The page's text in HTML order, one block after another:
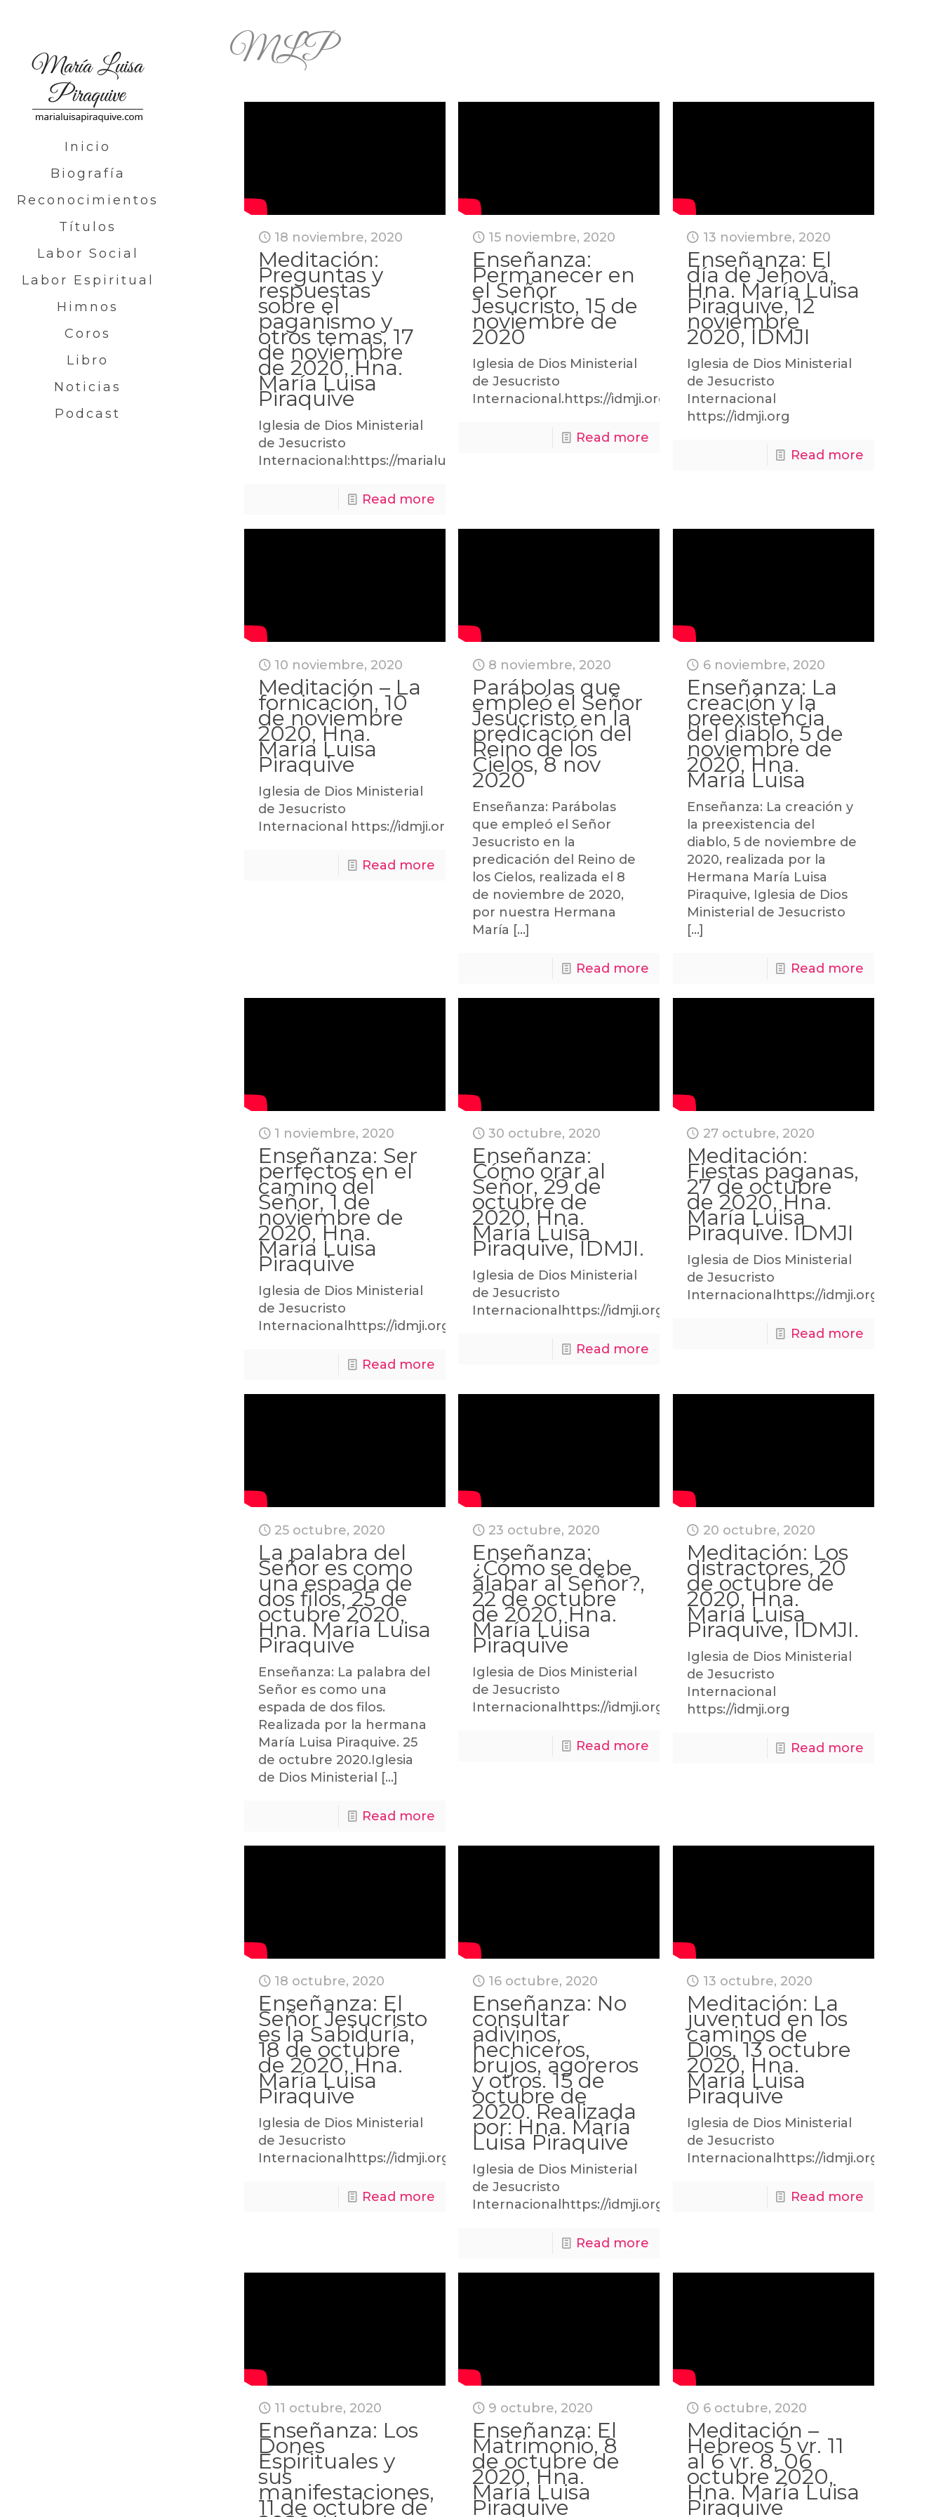
Inicio
Biografía
Reconocimientos
Títulos
Labor Social
Labor Espiritual
Himnos
Coros
Libro
Noticias
Podcast
MLP
18 noviembre, 2020
Meditación:
Preguntas y
respuestas
sobre el
paganismo y
otros temas, 17
de noviembre
de 2020, Hna.
María Luisa
Piraquive
Iglesia de Dios Ministerial
de Jesucristo
Internacional:https://marialuisapiraquive.comhttps://idmji.org
Read more
15 noviembre, 2020
Enseñanza:
Permanecer en
el Señor
Jesucristo, 15 de
noviembre de
2020
Iglesia de Dios Ministerial
de Jesucristo
Internacional.https://idmji.org
Read more
13 noviembre, 2020
Enseñanza: El
día de Jehová,
Hna. María Luisa
Piraquive, 12
noviembre
2020, IDMJI
Iglesia de Dios Ministerial
de Jesucristo
Internacional
https://idmji.org
Read more
10 noviembre, 2020
Meditación – La
fornicación, 10
de noviembre
2020, Hna.
María Luisa
Piraquive
Iglesia de Dios Ministerial
de Jesucristo
Internacional https://idmji.orghttps://marialuisapiraquive.com
Read more
8 noviembre, 2020
Parábolas que
empleó el Señor
Jesucristo en la
predicación del
Reino de los
Cielos, 8 nov
2020
Enseñanza: Parábolas
que empleó el Señor
Jesucristo en la
predicación del Reino de
los Cielos, realizada el 8
de noviembre de 2020,
por nuestra Hermana
María […]
Read more
6 noviembre, 2020
Enseñanza: La
creación y la
preexistencia
del diablo, 5 de
noviembre de
2020, Hna.
María Luisa
Enseñanza: La creación y
la preexistencia del
diablo, 5 de noviembre de
2020, realizada por la
Hermana María Luisa
Piraquive, Iglesia de Dios
Ministerial de Jesucristo
[…]
Read more
1 noviembre, 2020
Enseñanza: Ser
perfectos en el
camino del
Señor, 1 de
noviembre de
2020, Hna.
María Luisa
Piraquive
Iglesia de Dios Ministerial
de Jesucristo
Internacionalhttps://idmji.org
Read more
30 octubre, 2020
Enseñanza:
Cómo orar al
Señor, 29 de
octubre de
2020, Hna.
María Luisa
Piraquive, IDMJI.
Iglesia de Dios Ministerial
de Jesucristo
Internacionalhttps://idmji.org
Read more
27 octubre, 2020
Meditación:
Fiestas paganas,
27 de octubre
de 2020, Hna.
María Luisa
Piraquive. IDMJI
Iglesia de Dios Ministerial
de Jesucristo
Internacionalhttps://idmji.org
Read more
25 octubre, 2020
La palabra del
Señor es como
una espada de
dos filos, 25 de
octubre 2020,
Hna. María Luisa
Piraquive
Enseñanza: La palabra del
Señor es como una
espada de dos filos.
Realizada por la hermana
María Luisa Piraquive. 25
de octubre 2020.Iglesia
de Dios Ministerial […]
Read more
23 octubre, 2020
Enseñanza:
¿Cómo se debe
alabar al Señor?,
22 de octubre
de 2020, Hna.
María Luisa
Piraquive
Iglesia de Dios Ministerial
de Jesucristo
Internacionalhttps://idmji.orghttps://marialuisapiraquive.com
Read more
20 octubre, 2020
Meditación: Los
distractores, 20
de octubre de
2020, Hna.
María Luisa
Piraquive, IDMJI.
Iglesia de Dios Ministerial
de Jesucristo
Internacional
https://idmji.org
Read more
18 octubre, 2020
Enseñanza: El
Señor Jesucristo
es la Sabiduría,
18 de octubre
de 2020, Hna.
María Luisa
Piraquive
Iglesia de Dios Ministerial
de Jesucristo
Internacionalhttps://idmji.org
Read more
16 octubre, 2020
Enseñanza: No
consultar
adivinos,
hechiceros,
brujos, agoreros
y otros. 15 de
octubre de
2020. Realizada
por: Hna. María
Luisa Piraquive
Iglesia de Dios Ministerial
de Jesucristo
Internacionalhttps://idmji.org
Read more
13 octubre, 2020
Meditación: La
juventud en los
caminos de
Dios, 13 octubre
2020, Hna.
María Luisa
Piraquive
Iglesia de Dios Ministerial
de Jesucristo
Internacionalhttps://idmji.org
Read more
11 octubre, 2020
Enseñanza: Los
Dones
Espirituales y
sus
manifestaciones,
11 de octubre de
9 octubre, 2020
Enseñanza: El
Matrimonio, 8
de octubre de
2020, Hna.
María Luisa
Piraquive
6 octubre, 2020
Meditación –
Hebreos 5 vr. 11
al 6 vr. 8, 06
octubre 2020,
Hna. María Luisa
Piraquive